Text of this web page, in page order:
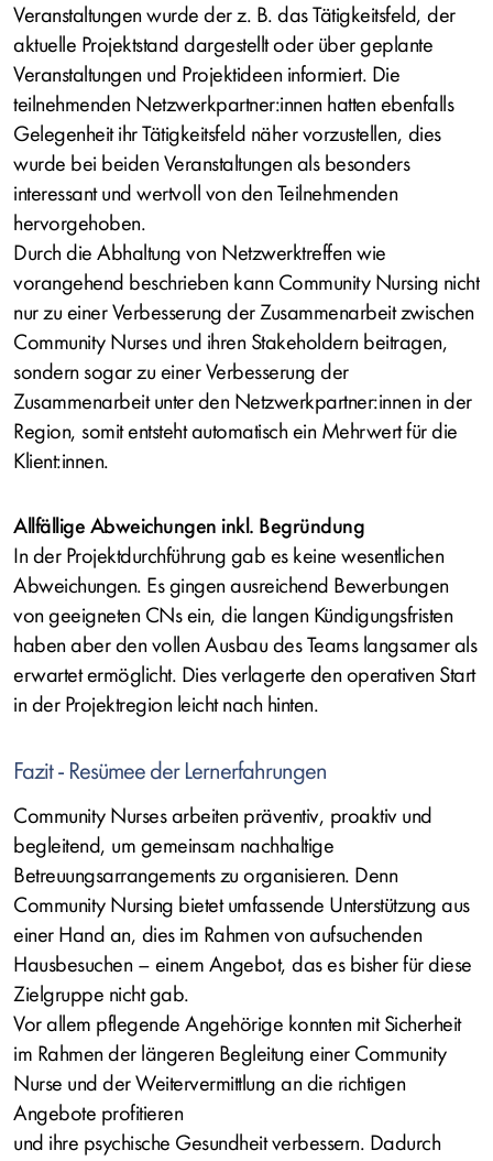
Veranstaltungen wurde der z. B. das Tätigkeitsfeld, der
aktuelle Projektstand dargestellt oder über geplante
Veranstaltungen und Projektideen informiert. Die
teilnehmenden Netzwerkpartner:innen hatten ebenfalls
Gelegenheit ihr Tätigkeitsfeld näher vorzustellen, dies
wurde bei beiden Veranstaltungen als besonders
interessant und wertvoll von den Teilnehmenden
hervorgehoben.
Durch die Abhaltung von Netzwerktreffen wie
vorangehend beschrieben kann Community Nursing nicht
nur zu einer Verbesserung der Zusammenarbeit zwischen
Community Nurses und ihren Stakeholdern beitragen,
sondern sogar zu einer Verbesserung der
Zusammenarbeit unter den Netzwerkpartner:innen in der
Region, somit entsteht automatisch ein Mehrwert für die
Klient:innen.
Allfällige Abweichungen inkl. Begründung
In der Projektdurchführung gab es keine wesentlichen
Abweichungen. Es gingen ausreichend Bewerbungen
von geeigneten CNs ein, die langen Kündigungsfristen
haben aber den vollen Ausbau des Teams langsamer als
erwartet ermöglicht. Dies verlagerte den operativen Start
in der Projektregion leicht nach hinten.
Fazit - Resümee der Lernerfahrungen
Community Nurses arbeiten präventiv, proaktiv und
begleitend, um gemeinsam nachhaltige
Betreuungsarrangements zu organisieren. Denn
Community Nursing bietet umfassende Unterstützung aus
einer Hand an, dies im Rahmen von aufsuchenden
Hausbesuchen – einem Angebot, das es bisher für diese
Zielgruppe nicht gab.
Vor allem pflegende Angehörige konnten mit Sicherheit
im Rahmen der längeren Begleitung einer Community
Nurse und der Weitervermittlung an die richtigen
Angebote profitieren
und ihre psychische Gesundheit verbessern. Dadurch